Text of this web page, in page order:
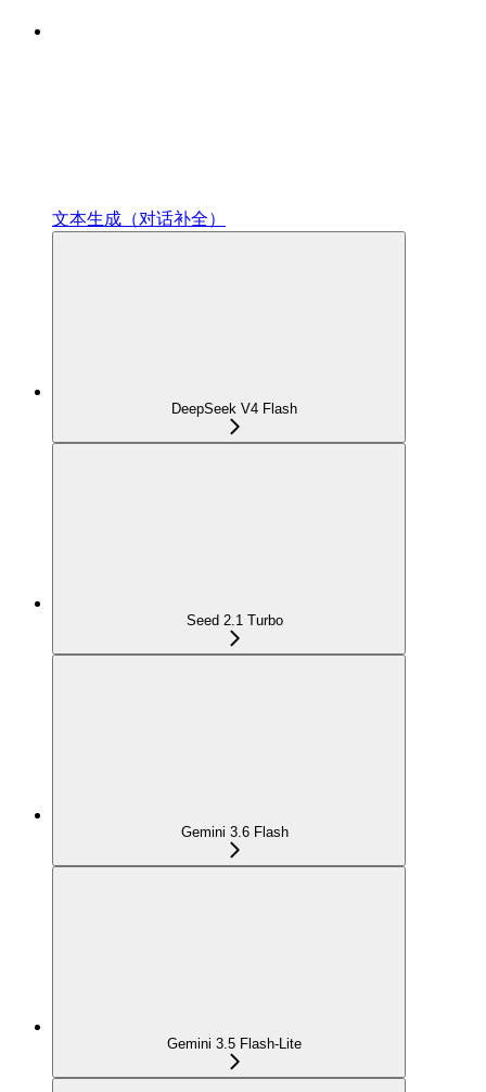
文本生成（对话补全）
DeepSeek V4 Flash
Seed 2.1 Turbo
Gemini 3.6 Flash
Gemini 3.5 Flash-Lite